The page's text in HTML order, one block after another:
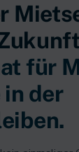
für
der